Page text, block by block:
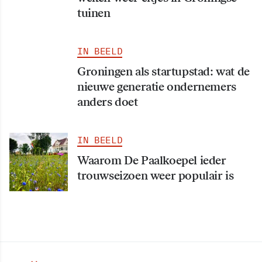
tuinen
IN BEELD
Groningen als startupstad: wat de
nieuwe generatie ondernemers
anders doet
IN BEELD
Waarom De Paalkoepel ieder
trouwseizoen weer populair is